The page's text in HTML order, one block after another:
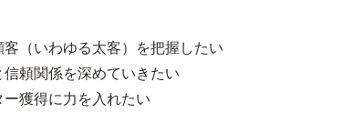
（いわゆる太客）を把握したい
頼関係を深めていきたい
獲得に力を入れたい